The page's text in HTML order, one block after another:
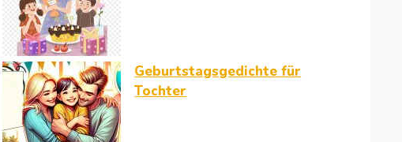
Geburtstagsgedichte für
Tochter